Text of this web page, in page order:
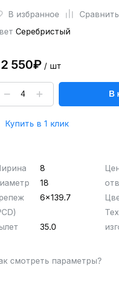
В избранное Сравнить
Серебристый
550₽/ шт
В
Купить в 1 клик
8
18
6x139.7
35.0
смотреть параметры?